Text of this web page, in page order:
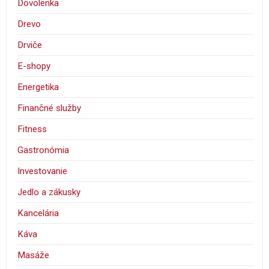
Dovolenka
Drevo
Drviče
E-shopy
Energetika
Finančné služby
Fitness
Gastronómia
Investovanie
Jedlo a zákusky
Kancelária
Káva
Masáže